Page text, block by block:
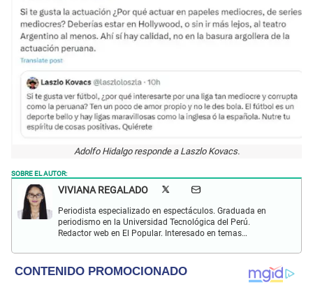
Adolfo Hidalgo responde a Laszlo Kovacs.
SOBRE EL AUTOR:
VIVIANA REGALADO
Periodista especializado en espectáculos. Graduada en
periodismo en la Universidad Tecnológica del Perú.
Redactor web en El Popular. Interesado en temas
y crónicas.